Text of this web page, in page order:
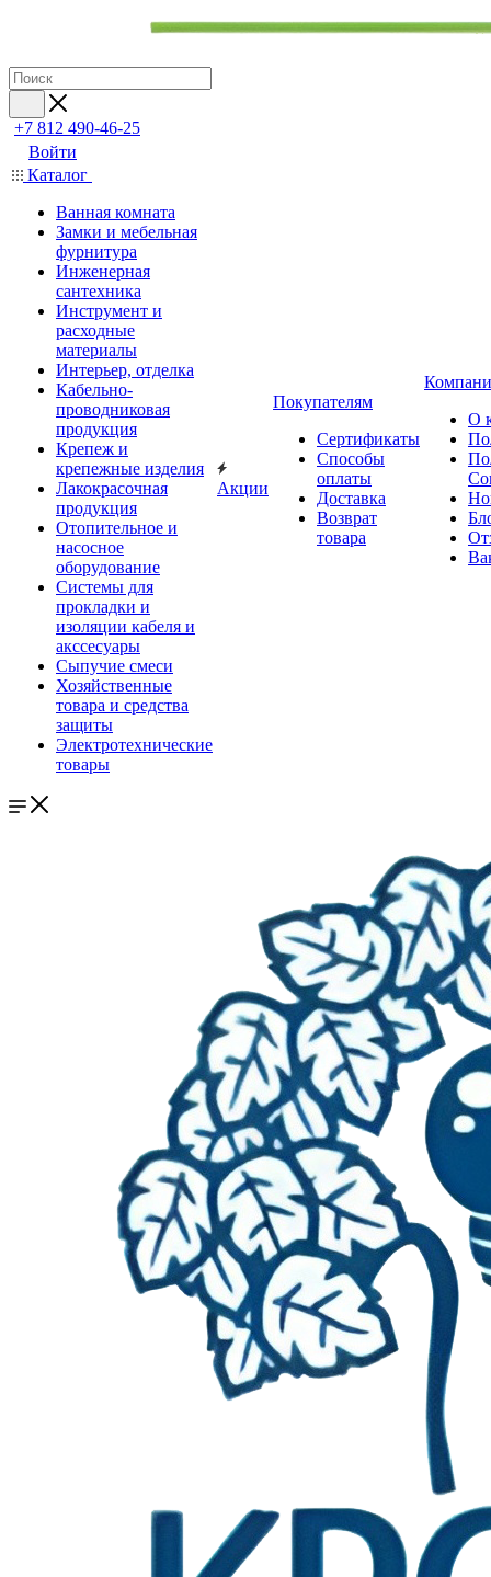
+7 812 490-46-25
Войти
Каталог
Ванная комната
Замки и мебельная
фурнитура
Инженерная
сантехника
Инструмент и
расходные
материалы
Интерьер, отделка
Кабельно-
проводниковая
продукция
Крепеж и
крепежные изделия
Лакокрасочная
продукция
Отопительное и
насосное
оборудование
Системы для
прокладки и
изоляции кабеля и
акссесуары
Сыпучие смеси
Хозяйственные
товара и средства
защиты
Электротехнические
товары
Акции
Покупателям
Сертификаты
Способы
оплаты
Доставка
Возврат
товара
О